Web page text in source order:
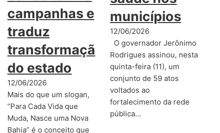
campanhas e
traduz
transformação
do estado
12/06/2026
Mais do que um slogan,
“Para Cada Vida que
Muda, Nasce uma Nova
Bahia” é o conceito que
municípios
12/06/2026
O governador Jerônimo
Rodrigues assinou, nesta
quinta-feira (11), um
conjunto de 59 atos
voltados ao
fortalecimento da rede
pública…